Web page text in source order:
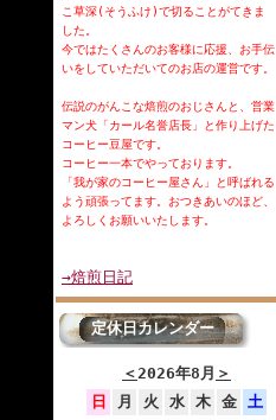
こ草深(そうふけ)で切ることがてきま
した。
今ではたくさんのお客様に応援、お手伝
いをしていただいてのお店の運営です。
伝説のがんこな焙煎のおじさんと、営業
マン犬「カール名誉店長」と作り上げた
コーヒー豆屋です。
コーヒー一本でやっております。
「我が家のコーヒー屋さん」と呼ばれる
よう頑張ってます。おつきあいのほど、
よろしくお願いいたします。
→焙煎日記
定休日カレンダー
＜2026年8月 ＞
日
月 火 水 木 金
土